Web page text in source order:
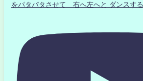
をパタパタさせて 右へ左へと ダンスする